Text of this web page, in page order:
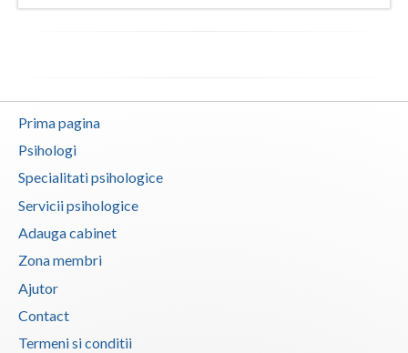
Prima pagina
Psihologi
Specialitati psihologice
Servicii psihologice
Adauga cabinet
Zona membri
Ajutor
Contact
Termeni si conditii